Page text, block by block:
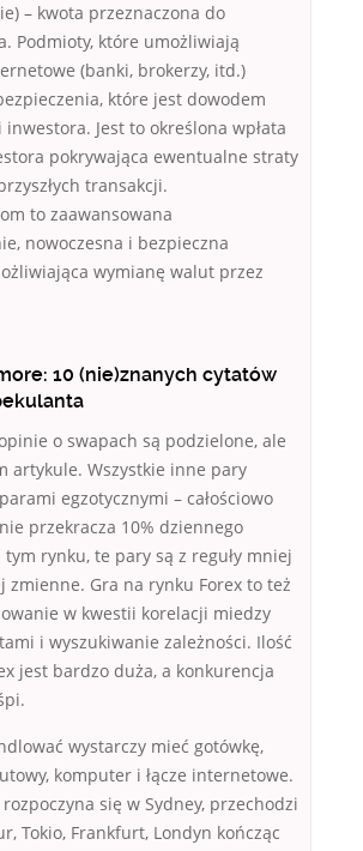
– kwota przeznaczona do
Podmioty, które umożliwiają
(banki, brokerzy, itd.)
które jest dowodem
inwestora. Jest to określona wpłata
pokrywająca ewentualne straty
transakcji.
to zaawansowana
nowoczesna i bezpieczna
wymianę walut przez
10 (nie)znanych cytatów
o swapach są podzielone, ale
artykule. Wszystkie inne pary
egzotycznymi – całościowo
przekracza 10% dziennego
rynku, te pary są z reguły mniej
zmienne. Gra na rynku Forex to też
w kwestii korelacji miedzy
i wyszukiwanie zależności. Ilość
jest bardzo duża, a konkurencja
wystarczy mieć gotówkę,
komputer i łącze internetowe.
się w Sydney, przechodzi
Tokio, Frankfurt, Londyn kończąc